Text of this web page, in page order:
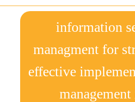
information
managment for
effective